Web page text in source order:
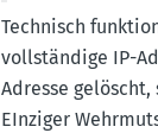
Technisch
vollständige IP-
Adresse
EInziger